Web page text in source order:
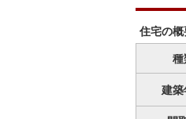
住宅の概
種
建